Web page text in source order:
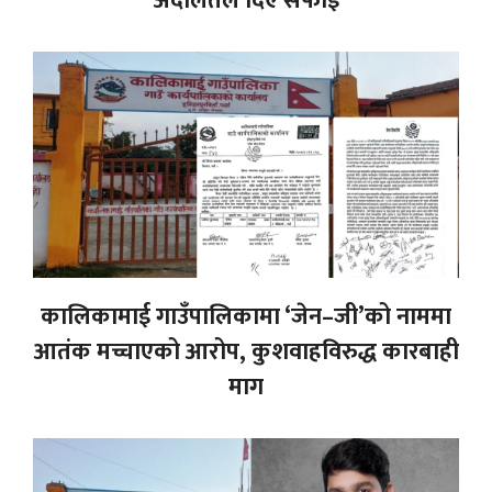
कालिकामाई गाउँपालिकामा ‘जेन–जी’को नाममा
आतंक मच्चाएको आरोप, कुशवाहविरुद्ध कारबाही
माग